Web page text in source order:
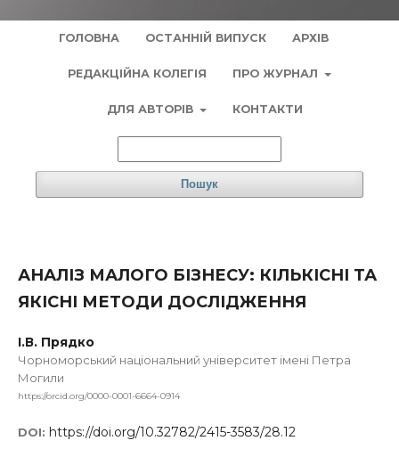
ГОЛОВНА ОСТАННІЙ ВИПУСК АРХІВ
РЕДАКЦІЙНА КОЛЕГІЯ ПРО ЖУРНАЛ
ДЛЯ АВТОРІВ КОНТАКТИ
Пошук
АНАЛІЗ МАЛОГО БІЗНЕСУ: КІЛЬКІСНІ ТА
ЯКІСНІ МЕТОДИ ДОСЛІДЖЕННЯ
І.В. Прядко
Чорноморський національний університет імені Петра
Могили
https://orcid.org/0000-0001-6664-0914
DOI: https://doi.org/10.32782/2415-3583/28.12